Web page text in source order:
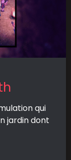
qui
jardin dont